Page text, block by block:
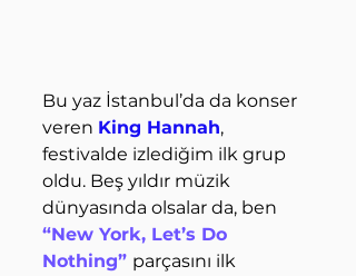
Bu yaz İstanbul’da da konser
veren King Hannah,
festivalde izlediğim ilk grup
oldu. Beş yıldır müzik
dünyasında olsalar da, ben
“New York, Let’s Do
Nothing” parçasını ilk